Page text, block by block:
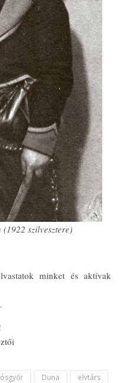
szilvesztere)
minket és aktívak
Duna
elvtárs